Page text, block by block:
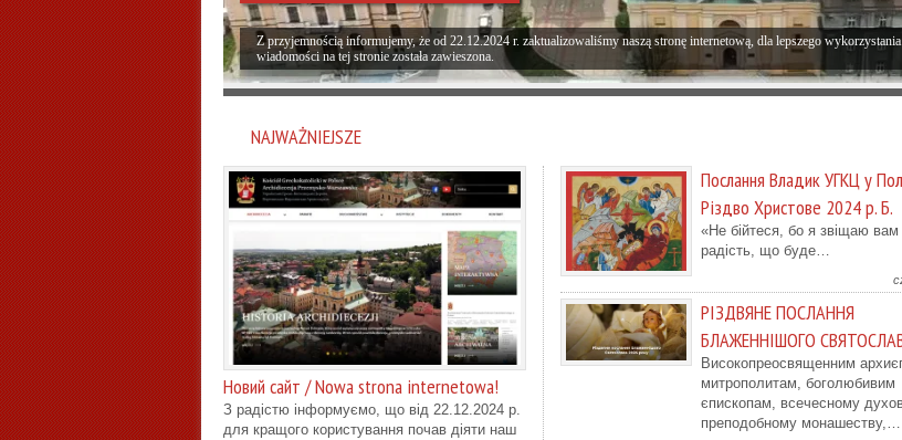
Z przyjemnością informujemy, że od 22.12.2024 r. zaktualizowaliśmy naszą stronę internetową, dla lepszego
wiadomości na tej stronie została zawieszona.
NAJWAŻNIEJSZE
Новий сайт / Nowa strona internetowa!
З радістю інформуємо, що від 22.12.2024 р.
для кращого користування почав діяти наш
Послання Владик УГКЦ у
Різдво Христове 2024 р. Б.
«Не бійтеся, бо я звіщаю вам
радість, що буде…
РІЗДВЯНЕ ПОСЛАННЯ
БЛАЖЕННІШОГО
Високопреосвященним
митрополитам, боголюбивим
єпископам, всечесному
преподобному монашеству,…